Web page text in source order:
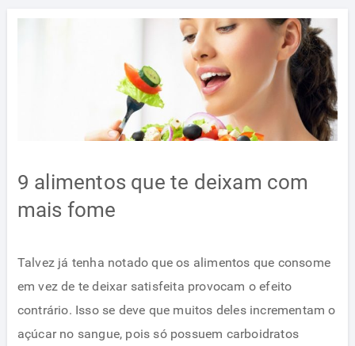
9 alimentos que te deixam com
mais fome
Talvez já tenha notado que os alimentos que consome
em vez de te deixar satisfeita provocam o efeito
contrário. Isso se deve que muitos deles incrementam o
açúcar no sangue, pois só possuem carboidratos